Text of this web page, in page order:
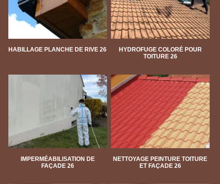
HABILLAGE PLANCHE DE RIVE 26
HYDROFUGE COLORÉ POUR
TOITURE 26
IMPERMÉABILISATION DE
FAÇADE 26
NETTOYAGE PEINTURE TOITURE
ET FAÇADE 26